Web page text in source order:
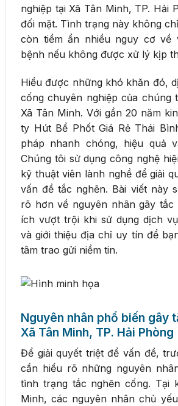
nghiệp tại Xã Tân Minh, TP. Hải
đối mặt. Tình trạng này không
còn tiềm ẩn nhiều nguy cơ về
bệnh nếu không được xử lý kịp
Hiểu được những khó khăn đó,
cống chuyên nghiệp của chúng
Xã Tân Minh. Với gần 20 năm
ty Hút Bể Phốt Giá Rẻ Thái
pháp nhanh chóng, hiệu quả
Chúng tôi sử dụng công nghệ
kỹ thuật viên lành nghề để giải
vấn đề tắc nghẽn. Bài viết này
rõ hơn về nguyên nhân gây tắc
ích vượt trội khi sử dụng dịch
và giới thiệu địa chỉ uy tín để
tâm trao gửi niềm tin.
Nguyên nhân phổ biến gây
Xã Tân Minh, TP. Hải Phòng
Để giải quyết triệt để vấn đề,
cần hiểu rõ những nguyên
tình trạng tắc nghẽn cống. Tại
Minh, các nguyên nhân chủ